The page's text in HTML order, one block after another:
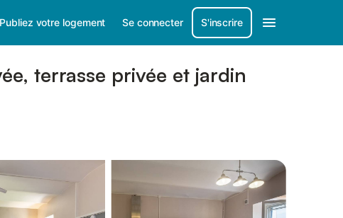
Publiez votre logement Se connecter S'inscrire
terrasse privée et jardin